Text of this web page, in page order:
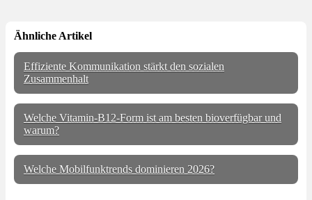
Ähnliche Artikel
Effiziente Kommunikation stärkt den sozialen
Zusammenhalt
Welche Vitamin-B12-Form ist am besten bioverfügbar und
warum?
Welche Mobilfunktrends dominieren 2026?